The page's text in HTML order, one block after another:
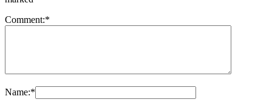
Comment:*
Name:*